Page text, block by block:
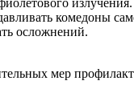
излучения.
комедоны
осложнений.
мер